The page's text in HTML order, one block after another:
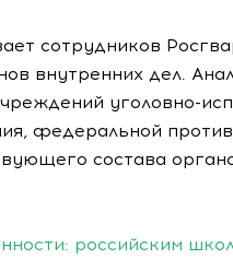
сотрудников
внутренних дел.
уголовно-
федеральной
состава
российским